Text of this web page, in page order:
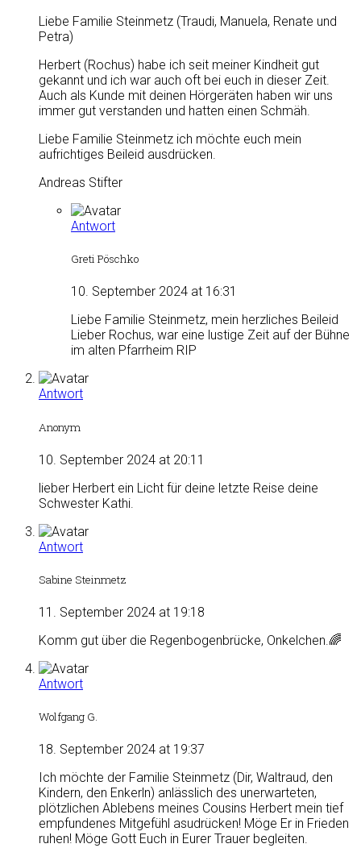
Liebe Familie Steinmetz (Traudi, Manuela, Renate und
Petra)
Herbert (Rochus) habe ich seit meiner Kindheit gut
gekannt und ich war auch oft bei euch in dieser Zeit.
Auch als Kunde mit deinen Hörgeräten haben wir uns
immer gut verstanden und hatten einen Schmäh.
Liebe Familie Steinmetz ich möchte euch mein
aufrichtiges Beileid ausdrücken.
Andreas Stifter
Antwort
Greti Pöschko
10. September 2024 at 16:31
Liebe Familie Steinmetz, mein herzliches Beileid
Lieber Rochus, war eine lustige Zeit auf der Bühne
im alten Pfarrheim RIP
Antwort
Anonym
10. September 2024 at 20:11
lieber Herbert ein Licht für deine letzte Reise deine
Schwester Kathi.
Antwort
Sabine Steinmetz
11. September 2024 at 19:18
Komm gut über die Regenbogenbrücke, Onkelchen.🌈
Antwort
Wolfgang G.
18. September 2024 at 19:37
Ich möchte der Familie Steinmetz (Dir, Waltraud, den
Kindern, den Enkerln) anlässlich des unerwarteten,
plötzlichen Ablebens meines Cousins Herbert mein tief
empfundenes Mitgefühl asudrücken! Möge Er in Frieden
ruhen! Möge Gott Euch in Eurer Trauer begleiten.